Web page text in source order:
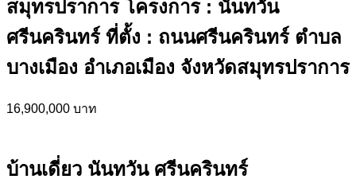
สมุทรปราการ โครงการ : นันทวัน
ศรีนครินทร์ ที่ตั้ง : ถนนศรีนครินทร์ ตำบล
บางเมือง อำเภอเมือง จังหวัดสมุทรปราการ
16,900,000 บาท
บ้านเดี่ยว นันทวัน ศรีนครินทร์